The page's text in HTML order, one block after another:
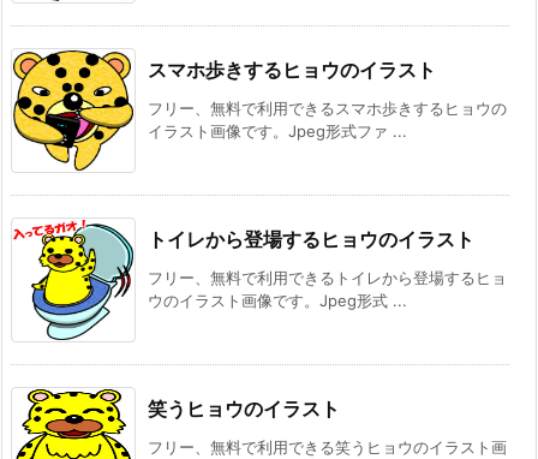
スマホ歩きするヒョウのイラスト
フリー、無料で利用できるスマホ歩きするヒョウの
イラスト画像です。Jpeg形式ファ ...
トイレから登場するヒョウのイラスト
フリー、無料で利用できるトイレから登場するヒョ
ウのイラスト画像です。Jpeg形式 ...
笑うヒョウのイラスト
フリー、無料で利用できる笑うヒョウのイラスト画